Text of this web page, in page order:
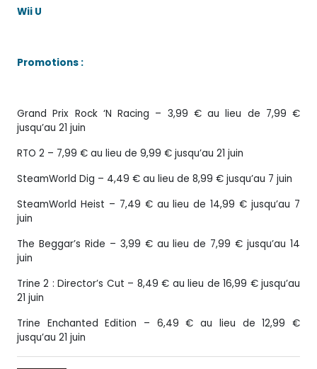
Wii U
Promotions :
Grand Prix Rock ‘N Racing – 3,99 € au lieu de 7,99 €
jusqu’au 21 juin
RTO 2 – 7,99 € au lieu de 9,99 € jusqu’au 21 juin
SteamWorld Dig – 4,49 € au lieu de 8,99 € jusqu’au 7 juin
SteamWorld Heist – 7,49 € au lieu de 14,99 € jusqu’au 7
juin
The Beggar’s Ride – 3,99 € au lieu de 7,99 € jusqu’au 14
juin
Trine 2 : Director’s Cut – 8,49 € au lieu de 16,99 € jusqu’au
21 juin
Trine Enchanted Edition – 6,49 € au lieu de 12,99 €
jusqu’au 21 juin